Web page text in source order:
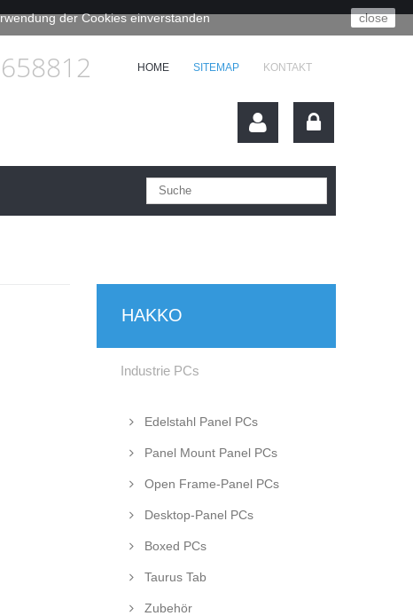
HOME SITEMAP KONTAKT
HAKKO
Industrie PCs
Edelstahl Panel PCs
Panel Mount Panel PCs
Open Frame-Panel PCs
Desktop-Panel PCs
Boxed PCs
Taurus Tab
Zubehör
der Cookies einverstanden close